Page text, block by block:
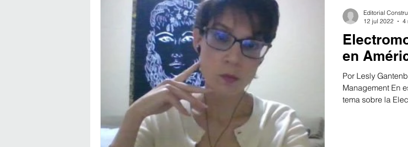
Sostenibilidad Ingeniería y Arquitectura Especiales
en
Por Lesly
Management En
tema sobre la
Editorial
12 jul 2022
4